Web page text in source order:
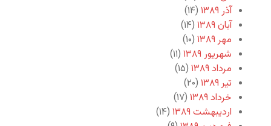
آذر ۱۳۸۹
(۱۴)
آبان ۱۳۸۹
(۱۴)
مهر ۱۳۸۹
(۱۰)
شهریور ۱۳۸۹
(۱۱)
مرداد ۱۳۸۹
(۱۵)
تیر ۱۳۸۹
(۲۰)
خرداد ۱۳۸۹
(۱۷)
اردیبهشت ۱۳۸۹
(۱۴)